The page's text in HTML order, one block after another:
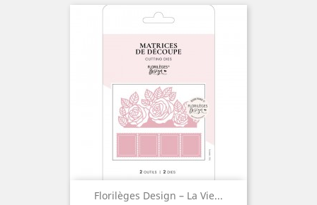
Florilèges Design – La Vie...